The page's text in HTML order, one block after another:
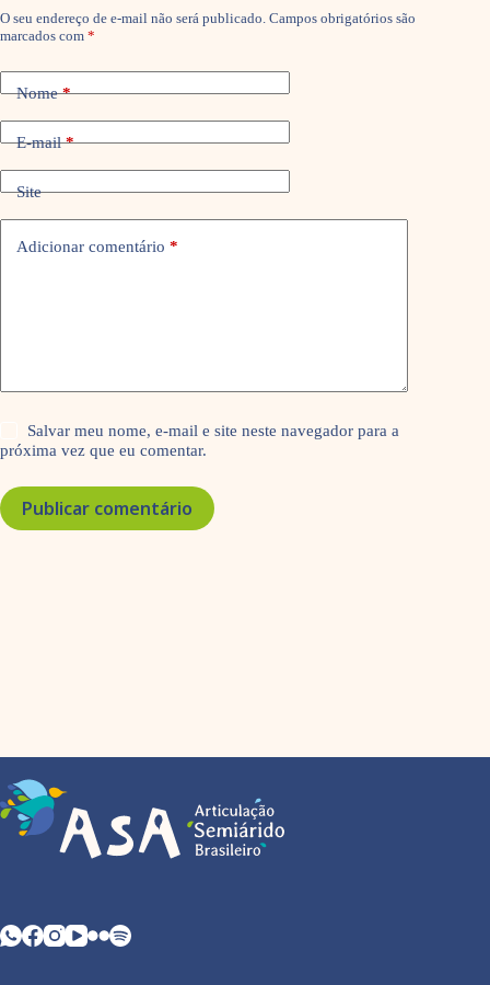
O seu endereço de e-mail não será publicado. Campos obrigatórios são
marcados com *
Nome*
E-mail*
Site
Adicionar comentário *
Salvar meu nome, e-mail e site neste navegador para a
próxima vez que eu comentar.
Publicar comentário